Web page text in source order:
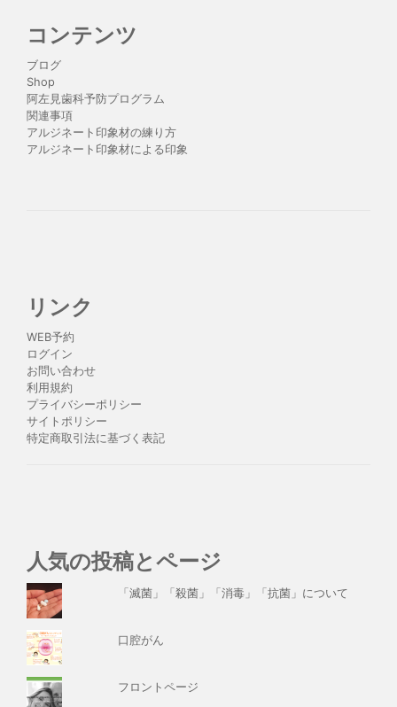
コンテンツ
ブログ
Shop
阿左見歯科予防プログラム
関連事項
アルジネート印象材の練り方
アルジネート印象材による印象
リンク
WEB予約
ログイン
お問い合わせ
利用規約
プライバシーポリシー
サイトポリシー
特定商取引法に基づく表記
人気の投稿とページ
「滅菌」「殺菌」「消毒」「抗菌」について
口腔がん
フロントページ